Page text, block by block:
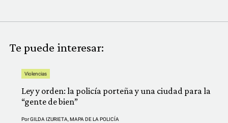
Te puede interesar:
Violencias
Ley y orden: la policía porteña y una ciudad para la
“gente de bien”
PorGILDA IZURIETA MAPA DE LA POLICÍA